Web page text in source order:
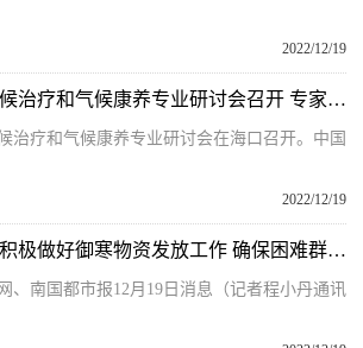
2022/12/19
椰视频｜海南省气候治疗和气候康养专业研讨会召开 专家积极献言献策
治疗和气候康养专业研讨会在海口召开。中国
2022/12/19
视焦点讯！东方市积极做好御寒物资发放工作 确保困难群众温暖过冬
、南国都市报12月19日消息（记者程小丹通讯